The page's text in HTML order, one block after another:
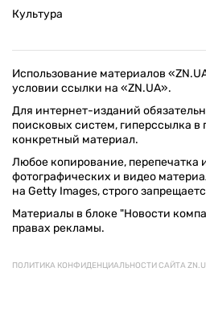
Культура
Использование материалов
условии ссылки на «ZN.UA».
Для интернет-изданий
поисковых систем, гиперссылка в
конкретный материал.
Любое копирование, перепечатка
фотографических и видео
на Getty Images, строго
Материалы в блоке "Новости
правах рекламы.
ПОЛИТИКА КОНФИДЕНЦИАЛЬНОСТИ САЙТА
© 1994–2026 «ЗЕРКАЛО НЕДЕЛИ. УКРАИНА».